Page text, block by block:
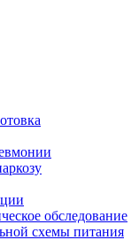
обследование
схемы питания